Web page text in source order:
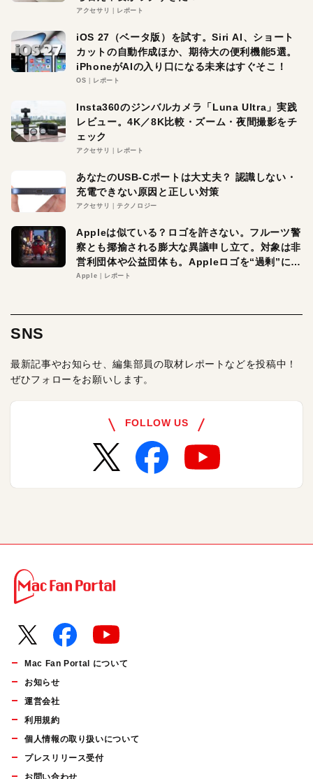
アクセサリ レポート
iOS 27（ベータ版）を試す。Siri AI、ショート
カットの自動作成ほか、期待大の便利機能5選。
iPhoneがAIの入り口になる未来はすぐそこ！
OS レポート
Insta360のジンバルカメラ「Luna Ultra」実践
レビュー。4K／8K比較・ズーム・夜間撮影をチ
ェック
アクセサリ レポート
あなたのUSB-Cポートは大丈夫？ 認識しない・
充電できない原因と正しい対策
アクセサリ テクノロジー
Appleは似ている？ロゴを許さない。フルーツ警
察とも揶揄される膨大な異議申し立て。対象は非
営利団体や公益団体も。Appleロゴを“過剰”に守
る理由とは
Apple レポート
SNS
最新記事やお知らせ、編集部員の取材レポートなどを投稿中！
ぜひフォローをお願いします。
FOLLOW US
Mac Fan Portal について
お知らせ
運営会社
利用規約
個人情報の取り扱いについて
プレスリリース受付
お問い合わせ